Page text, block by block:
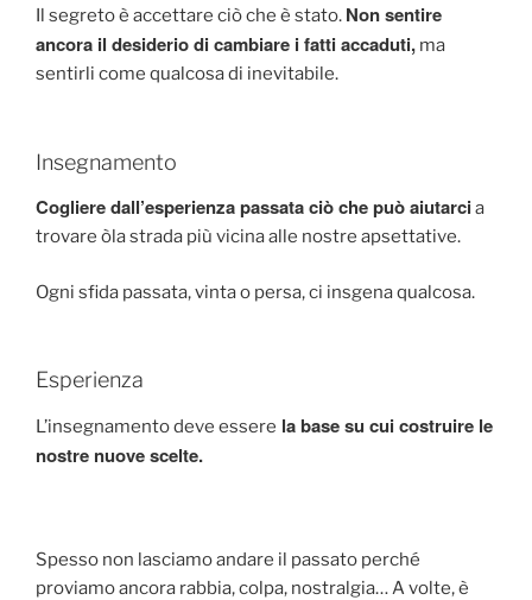
Il segreto è accettare ciò che è stato. Non sentire
ancora il desiderio di cambiare i fatti accaduti, ma
sentirli come qualcosa di inevitabile.
Insegnamento
Cogliere dall’esperienza passata ciò che può aiutarcia
trovare òla strada più vicina alle nostre apsettative.
Ogni sfida passata, vinta o persa, ci insgena qualcosa.
Esperienza
L’insegnamento deve essere la base su cui costruire le
nostre nuove scelte.
Spesso non lasciamo andare il passato perché
proviamo ancora rabbia, colpa, nostralgia… A volte, è